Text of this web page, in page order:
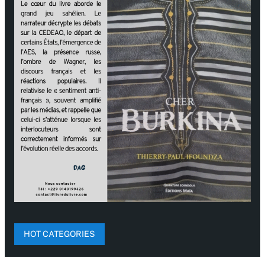
HOT CATEGORIES